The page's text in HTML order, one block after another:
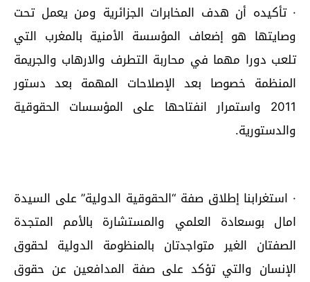
· تأكيده أن هدف المخابرات الجزائرية ومن يعمل تحت
وصايتها هو إضعاف المؤسسة الأمنية بالمغرب التي
تلعب دورا مهما في محاربة التطرف والارهاب والجريمة
المنظمة خصوصا بعد الإصلاحات المهمة بعد دستور
2011 واستمرار انفتاحها على المؤسسات الحقوقية
والدستورية.
· استغرابنا إطلاق صفة “الحقوقية الدولية” على السيدة
امال بوسعادة العلمي والمستشارة بالأمم المتجدة
الصفتان الغير متواجدتان بالمنظومة الدولية لحقوق
الإنسان والتي تؤكد على صفة المدافعين عن حقوق